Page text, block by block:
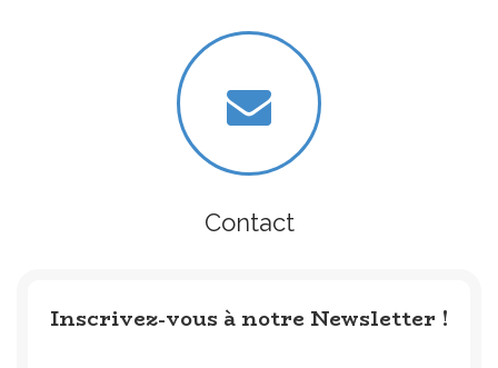
Contact
Inscrivez-vous à notre Newsletter !